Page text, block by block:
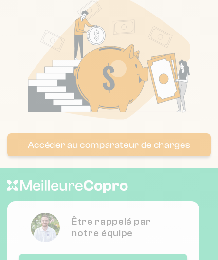
Nombre de lots : 11
45 r du val d'osne 94410 Saint-
Maurice
❯
Nombre de lots : 14
137B r jean jaures 94700 Maisons-
❯
Nombre de lots : 18
16 r des ecoles 94140 Alfortville
Nombre de lots : 16
Accéder au comparateur de charges
Être rappelé par
notre équipe